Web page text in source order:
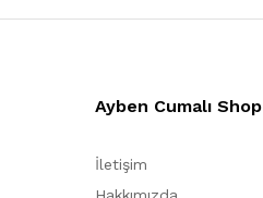
Ayben Cumalı Shop
İletişim